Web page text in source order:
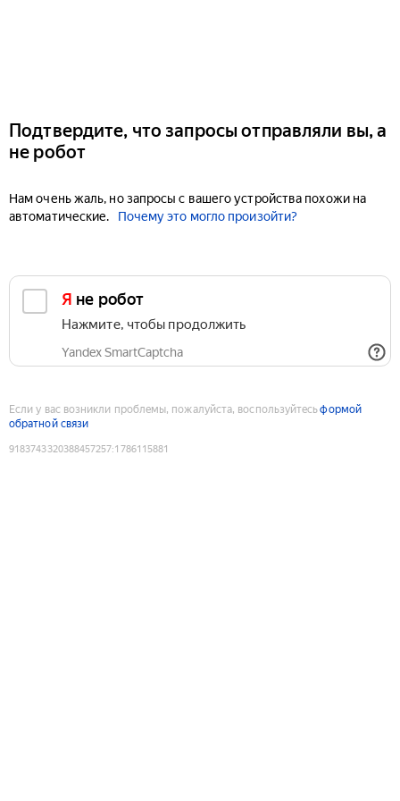
Подтвердите, что запросы отправляли вы, а
не робот
Нам очень жаль, но запросы с вашего устройства похожи на
автоматические.
Почему это могло произойти?
Я не робот
Нажмите, чтобы продолжить
Yandex SmartCaptcha
Если у вас возникли проблемы, пожалуйста, воспользуйтесьформой
обратной связи
9183743320388457257:1786115881